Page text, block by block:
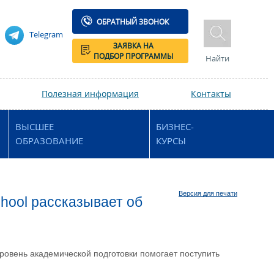
Telegram
ОБРАТНЫЙ ЗВОНОК
ЗАЯВКА НА
ПОДБОР ПРОГРАММЫ
Найти
Полезная информация Контакты
ВЫСШЕЕ
ОБРАЗОВАНИЕ
БИЗНЕС-
КУРСЫ
Версия для печати
рассказывает об
академической подготовки помогает поступить